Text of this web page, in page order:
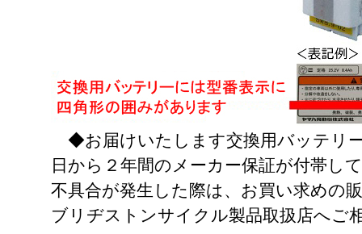
◆お届けいたします交換用バッテリ
日から２年間のメーカー保証が付帯し
不具合が発生した際は、お買い求めの
ブリヂストンサイクル製品取扱店へご